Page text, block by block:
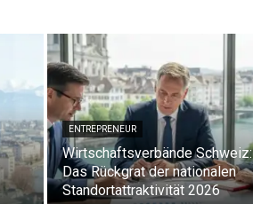
ENTREPRENEUR
Wirtschaftsverbände Schweiz:
Das Rückgrat der nationalen
Standortattraktivität 2026